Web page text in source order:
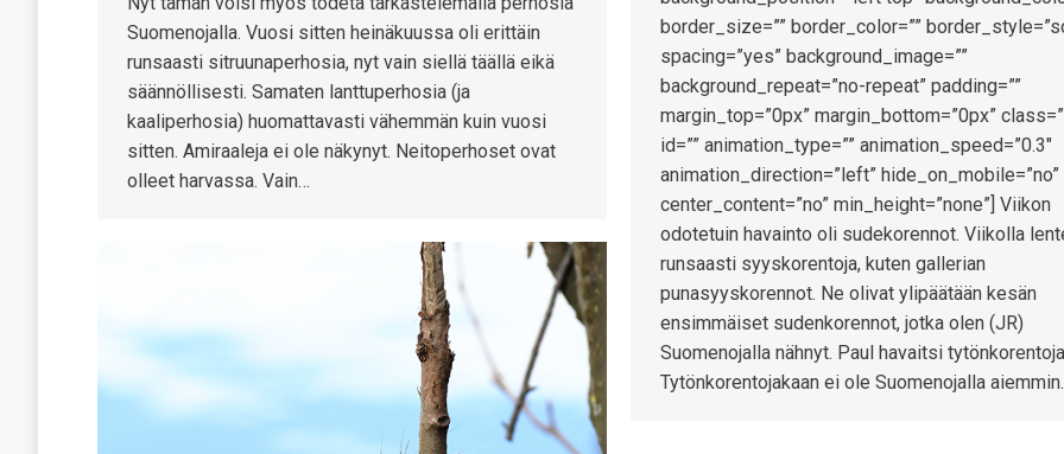
Suomenojalla. Vuosi sitten heinäkuussa oli erittäin
runsaasti sitruunaperhosia, nyt vain siellä täällä eikä
säännöllisesti. Samaten lanttuperhosia (ja
kaaliperhosia) huomattavasti vähemmän kuin vuosi
sitten. Amiraaleja ei ole näkynyt. Neitoperhoset ovat
olleet harvassa. Vain…
border_size=”” border_color=””
spacing=”yes” background_image=””
background_repeat=”no-repeat” padding=””
margin_top=”0px” margin_bottom=”0px”
id=”” animation_type=”” animation_speed=”0.3″
animation_direction=”left” hide_on_mobile=”no”
center_content=”no” min_height=”none”] Viikon
odotetuin havainto oli sudekorennot. Viikolla
runsaasti syyskorentoja, kuten gallerian
punasyyskorennot. Ne olivat ylipäätään kesän
ensimmäiset sudenkorennot, jotka olen (JR)
Suomenojalla nähnyt. Paul havaitsi
Tytönkorentojakaan ei ole Suomenojalla